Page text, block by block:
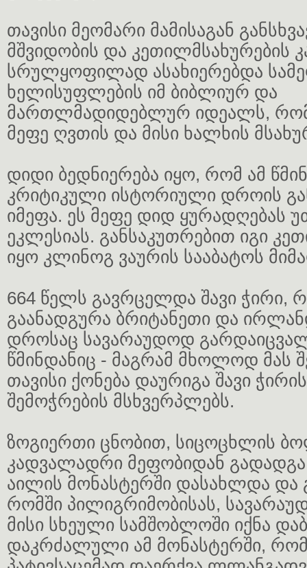
თავისი მეომარი მამისაგან
მშვიდობის და კეთილმსახურების
სრულყოფილად ასახიერებდა
ხელისუფლების იმ ბიბლიურ და
მართლმადიდებლურ იდეალს,
მეფე ღვთის და მისი ხალხის
დიდი ბედნიერება იყო, რომ ამ
კრიტიკული ისტორიული დროის
იმეფა. ეს მეფე დიდ ყურადღებას
ეკლესიას. განსაკუთრებით იგი
იყო კლინოგ ვაურის სააბატოს
664 წელს გავრცელდა შავი ჭირი,
გაანადგურა ბრიტანეთი და
დროსაც სავარაუდოდ
წმინდანიც - მაგრამ მხოლოდ მას
თავისი ქონება დაურიგა შავი
შემოჭრების მსხვერპლებს.
ზოგიერთი ცნობით, სიცოცხლის
კადვალადრი მეფობიდან
აილის მონასტერში დასახლდა და
რომში პილიგრიმობისას,
მისი სხეული სამშობლოში იქნა
დაკრძალული ამ მონასტერში,